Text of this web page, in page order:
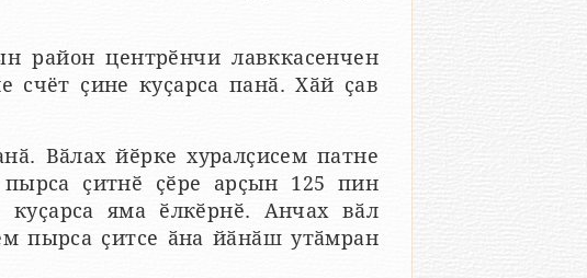
район центрӗнчи лавккасенчен
счёт ҫине куҫарса панӑ. Хӑй ҫав
Вӑлах йӗрке хуралҫисем патне
ҫитнӗ ҫӗре арҫын 125 пин
яма ӗлкӗрнӗ. Анчах вӑл
пырса ҫитсе ӑна йӑнӑш утӑмран